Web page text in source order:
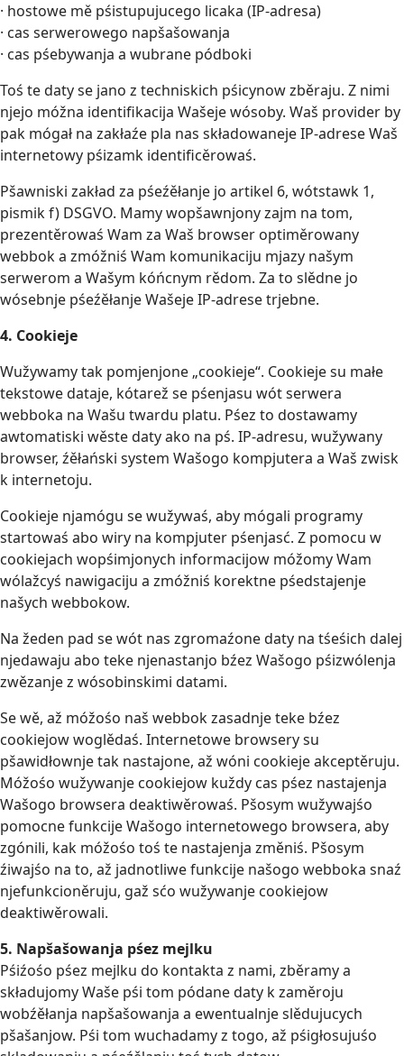
· hostowe mě pśistupujucego licaka (IP-adresa)
· cas serwerowego napšašowanja
· cas pśebywanja a wubrane pódboki
Toś te daty se jano z techniskich pśicynow zběraju. Z nimi
njejo móžna identifikacija Wašeje wósoby. Waš provider by
pak mógał na zakłaźe pla nas składowaneje IP-adrese Waš
internetowy pśizamk identificěrowaś.
Pšawniski zakład za pśeźěłanje jo artikel 6, wótstawk 1,
pismik f) DSGVO. Mamy wopšawnjony zajm na tom,
prezentěrowaś Wam za Waš browser optiměrowany
webbok a zmóžniś Wam komunikaciju mjazy našym
serwerom a Wašym kóńcnym rědom. Za to slědne jo
wósebnje pśeźěłanje Wašeje IP-adrese trjebne.
4. Cookieje
Wužywamy tak pomjenjone „cookieje“. Cookieje su małe
tekstowe dataje, kótarež se pśenjasu wót serwera
webboka na Wašu twardu platu. Pśez to dostawamy
awtomatiski wěste daty ako na pś. IP-adresu, wužywany
browser, źěłański system Wašogo kompjutera a Waš zwisk
k internetoju.
Cookieje njamógu se wužywaś, aby mógali programy
startowaś abo wiry na kompjuter pśenjasć. Z pomocu w
cookiejach wopśimjonych informacijow móžomy Wam
wólažcyś nawigaciju a zmóžniś korektne pśedstajenje
našych webbokow.
Na žeden pad se wót nas zgromaźone daty na tśeśich dalej
njedawaju abo teke njenastanjo bźez Wašogo pśizwólenja
zwězanje z wósobinskimi datami.
Se wě, až móžośo naš webbok zasadnje teke bźez
cookiejow woglědaś. Internetowe browsery su
pšawidłownje tak nastajone, až wóni cookieje akceptěruju.
Móžośo wužywanje cookiejow kuždy cas pśez nastajenja
Wašogo browsera deaktiwěrowaś. Pšosym wužywajśo
pomocne funkcije Wašogo internetowego browsera, aby
zgónili, kak móžośo toś te nastajenja změniś. Pšosym
źiwajśo na to, až jadnotliwe funkcije našogo webboka snaź
njefunkcioněruju, gaž sćo wužywanje cookiejow
deaktiwěrowali.
5. Napšašowanja pśez mejlku
Pśiźośo pśez mejlku do kontakta z nami, zběramy a
składujomy Waše pśi tom pódane daty k zaměroju
wobźěłanja napšašowanja a ewentualnje slědujucych
pšašanjow. Pśi tom wuchadamy z togo, až pśigłosujuśo